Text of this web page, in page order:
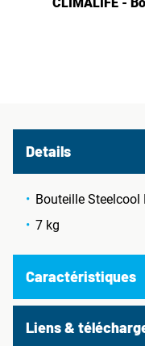
Details
Bouteille Steelcool
7 kg
Caractéristiques
Liens &